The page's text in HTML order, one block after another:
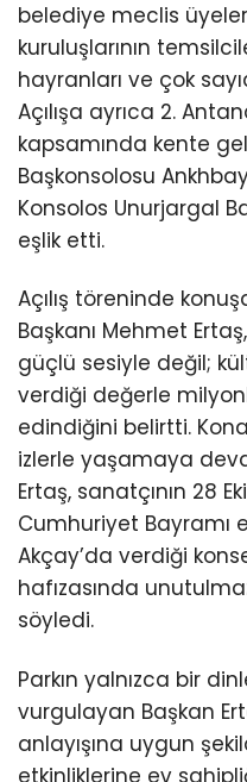
belediye meclis
kuruluşlarının
hayranları ve çok
Açılışa ayrıca 2.
kapsamında kente
Başkonsolosu
Konsolos Unurjargal
eşlik etti.
Açılış töreninde
Başkanı Mehmet
güçlü sesiyle değil;
verdiği değerle
edindiğini belirtti.
izlerle yaşamaya
Ertaş, sanatçının 28
Cumhuriyet Bayramı
Akçay’da verdiği
hafızasında
söyledi.
Parkın yalnızca bir
vurgulayan Başkan
anlayışına uygun
etkinliklerine ev